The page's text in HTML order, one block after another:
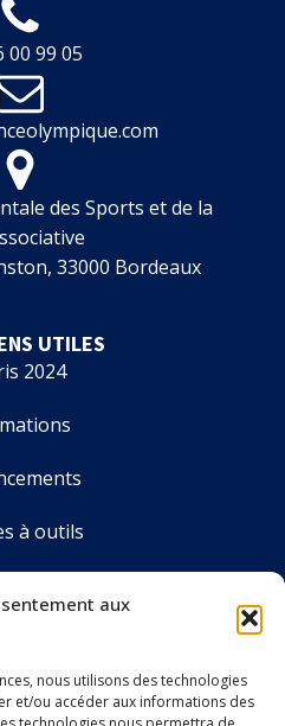
aux
nous utilisons des technologies
et/ou accéder aux informations des
00 99 05
des Sports et de la
33000 Bordeaux
UTILES
2024
à outils
GIRONDE